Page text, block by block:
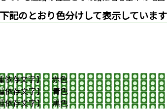
記のとおり色分けして表示しています
依存文字】 赤色
存文字】 青色
文字】 黒色